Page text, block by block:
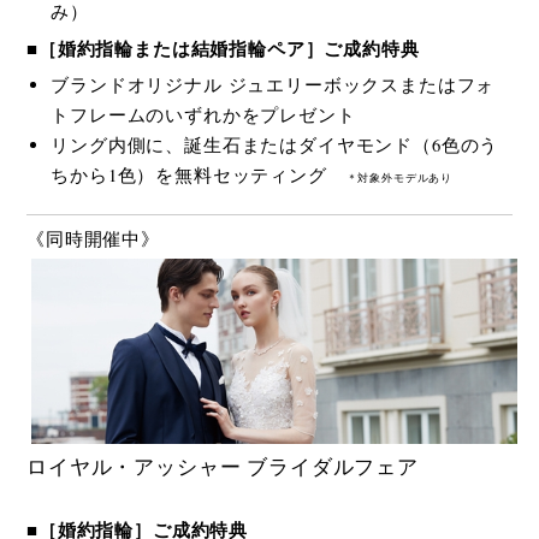
み）
■［婚約指輪または結婚指輪ペア］ご成約特典
ブランドオリジナル ジュエリーボックスまたはフォ
トフレームのいずれかをプレゼント
リング内側に、誕生石またはダイヤモンド（6色のう
ちから1色）を無料セッティング
＊対象外モデルあり
《同時開催中》
ロイヤル・アッシャー ブライダルフェア
■［婚約指輪］ご成約特典